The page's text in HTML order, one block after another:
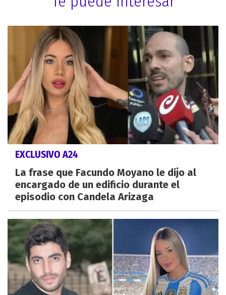
EXCLUSIVO A24
La frase que Facundo Moyano le dijo al
encargado de un edificio durante el
episodio con Candela Arizaga